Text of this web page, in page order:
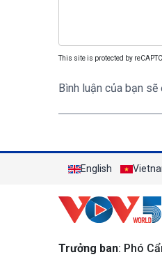
This site is protected by
Bình luận của bạn
English
Trưởng ban: Phó